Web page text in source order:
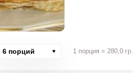
6 порций 1 порция = 280,0 гр.